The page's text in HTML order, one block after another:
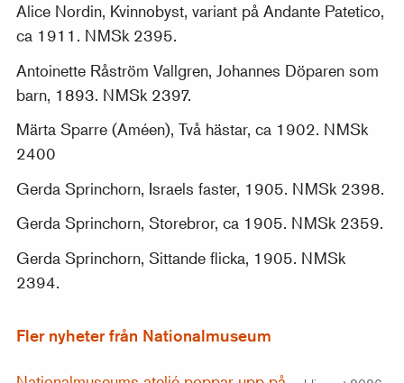
Alice Nordin, Kvinnobyst, variant på Andante Patetico,
ca 1911. NMSk 2395.
Antoinette Råström Vallgren, Johannes Döparen som
barn, 1893. NMSk 2397.
Märta Sparre (Améen), Två hästar, ca 1902. NMSk
2400
Gerda Sprinchorn, Israels faster, 1905. NMSk 2398.
Gerda Sprinchorn, Storebror, ca 1905. NMSk 2359.
Gerda Sprinchorn, Sittande flicka, 1905. NMSk
2394.
Fler nyheter från Nationalmuseum